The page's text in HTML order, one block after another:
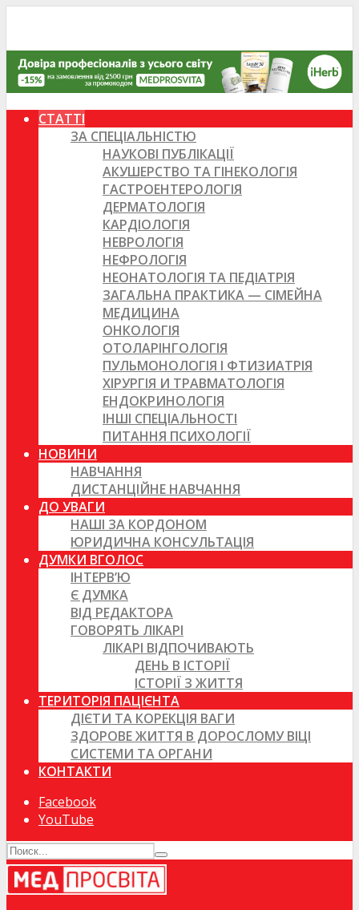
СТАТТІ
ЗА СПЕЦІАЛЬНІСТЮ
НАУКОВІ ПУБЛІКАЦІЇ
АКУШЕРСТВО ТА ГІНЕКОЛОГІЯ
ГАСТРОЕНТЕРОЛОГІЯ
ДЕРМАТОЛОГІЯ
КАРДІОЛОГІЯ
НЕВРОЛОГІЯ
НЕФРОЛОГІЯ
НЕОНАТОЛОГІЯ ТА ПЕДІАТРІЯ
ЗАГАЛЬНА ПРАКТИКА — СІМЕЙНА
МЕДИЦИНА
ОНКОЛОГІЯ
ОТОЛАРІНГОЛОГІЯ
ПУЛЬМОНОЛОГІЯ І ФТИЗИАТРІЯ
ХІРУРГІЯ И ТРАВМАТОЛОГІЯ
ЕНДОКРИНОЛОГІЯ
ІНШІ СПЕЦІАЛЬНОСТІ
ПИТАННЯ ПСИХОЛОГІЇ
НОВИНИ
НАВЧАННЯ
ДИСТАНЦІЙНЕ НАВЧАННЯ
ДО УВАГИ
НАШІ ЗА КОРДОНОМ
ЮРИДИЧНА КОНСУЛЬТАЦІЯ
ДУМКИ ВГОЛОС
ІНТЕРВ’Ю
Є ДУМКА
ВІД РЕДАКТОРА
ГОВОРЯТЬ ЛІКАРІ
ЛІКАРІ ВІДПОЧИВАЮТЬ
ДЕНЬ В ІСТОРІЇ
ІСТОРІЇ З ЖИТТЯ
ТЕРИТОРІЯ ПАЦІЄНТА
ДІЄТИ ТА КОРЕКЦІЯ ВАГИ
ЗДОРОВЕ ЖИТТЯ В ДОРОСЛОМУ ВІЦІ
СИСТЕМИ ТА ОРГАНИ
КОНТАКТИ
Facebook
YouTube